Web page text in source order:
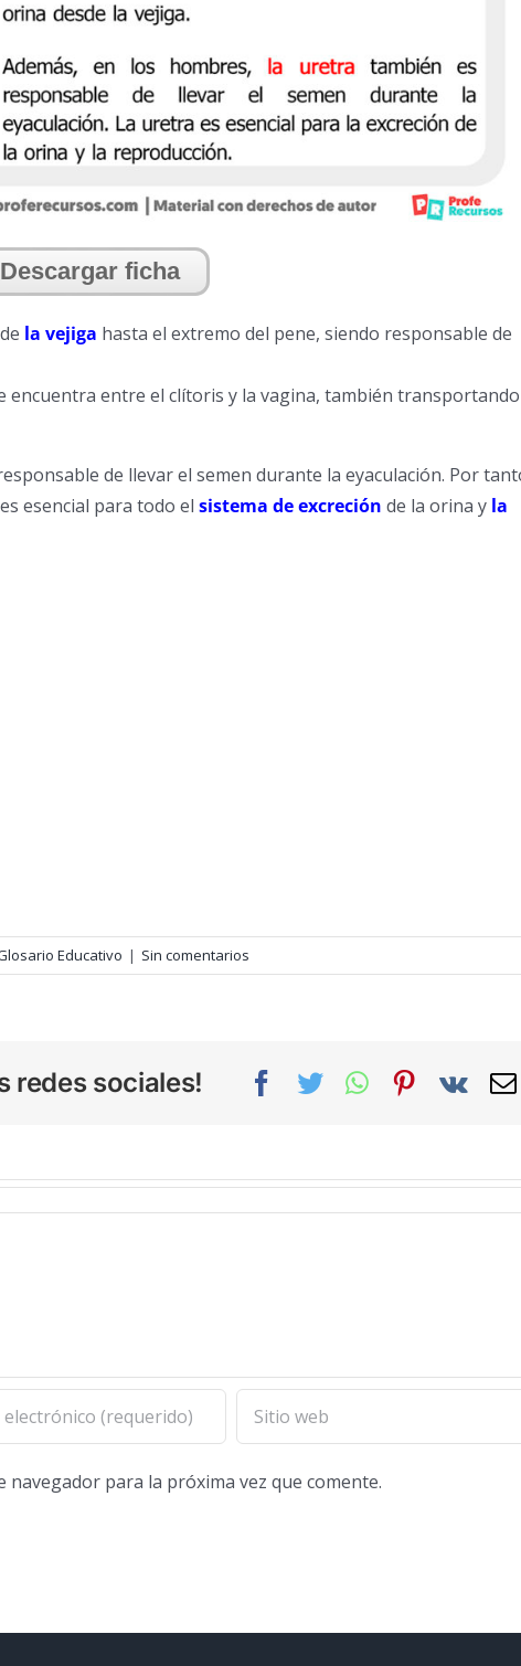
ficha
la vejiga hasta el extremo del pene, siendo responsable de
encuentra entre el clítoris y la vagina, también
de llevar el semen durante la eyaculación. Por
esencial para todo el sistema de excreción de la orina y la
Educativo | Sin comentarios
redes sociales! Facebook
TwitterWhatsAppPinterest
Vk
para la próxima vez que comente.